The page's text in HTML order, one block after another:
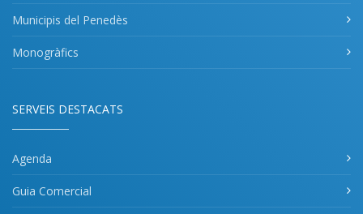
Municipis del Penedès
Monogràfics
SERVEIS DESTACATS
Agenda
Guia Comercial